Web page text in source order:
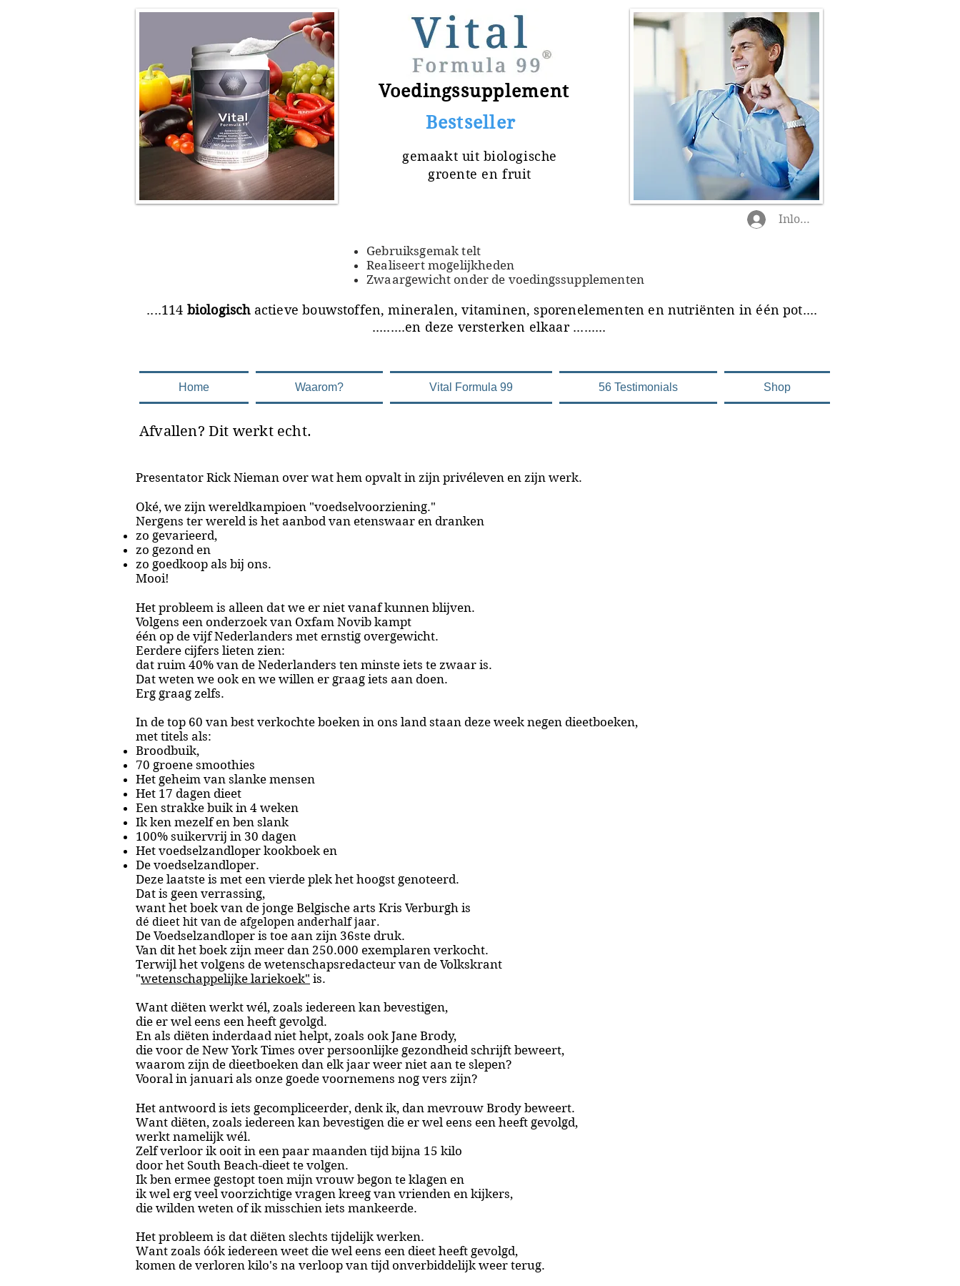
Voedingssupplement
​ Bestseller
gemaakt uit biologische
groente en fruit
Inloggen
Gebruiksgemak telt
Realiseert mogelijkheden
Zwaargewicht onder de voedingssupplementen
....114 biologisch actieve bouwstoffen, mineralen, vitaminen, sporenelementen en nutriënten in één pot....
.........en deze versterken elkaar .........
Home Waarom? Vital Formula 99 56 Testimonials Shop
Afvallen? Dit werkt echt.
Presentator Rick Nieman over wat hem opvalt in zijn privéleven en zijn werk.
Oké, we zijn wereldkampioen "voedselvoorziening."
Nergens ter wereld is het aanbod van etenswaar en dranken
zo gevarieerd,
zo gezond en
zo goedkoop als bij ons.
Mooi!
Het probleem is alleen dat we er niet vanaf kunnen blijven.
Volgens een onderzoek van Oxfam Novib kampt
één op de vijf Nederlanders met ernstig overgewicht.
Eerdere cijfers lieten zien:
dat ruim 40% van de Nederlanders ten minste iets te zwaar is.
Dat weten we ook en we willen er graag iets aan doen.
Erg graag zelfs.
In de top 60 van best verkochte boeken in ons land staan deze week negen dieetboeken,
met titels als:
Broodbuik,
70 groene smoothies
Het geheim van slanke mensen
Het 17 dagen dieet
Een strakke buik in 4 weken
Ik ken mezelf en ben slank
100% suikervrij in 30 dagen
Het voedselzandloper kookboek en
De voedselzandloper.
Deze laatste is met een vierde plek het hoogst genoteerd.
Dat is geen verrassing,
want het boek van de jonge Belgische arts Kris Verburgh is
dé dieet hit van de afgelopen anderhalf jaar.
De Voedselzandloper is toe aan zijn 36ste druk.
Van dit het boek zijn meer dan 250.000 exemplaren verkocht.
Terwijl het volgens de wetenschapsredacteur van de Volkskrant
"wetenschappelijke lariekoek" is.
Want diëten werkt wél, zoals iedereen kan bevestigen,
die er wel eens een heeft gevolgd.
En als diëten inderdaad niet helpt, zoals ook Jane Brody,
die voor de New York Times over persoonlijke gezondheid schrijft beweert,
waarom zijn de dieetboeken dan elk jaar weer niet aan te slepen?
Vooral in januari als onze goede voornemens nog vers zijn?
Het antwoord is iets gecompliceerder, denk ik, dan mevrouw Brody beweert.
Want diëten, zoals iedereen kan bevestigen die er wel eens een heeft gevolgd,
werkt namelijk wél.
Zelf verloor ik ooit in een paar maanden tijd bijna 15 kilo
door het South Beach-dieet te volgen.
Ik ben ermee gestopt toen mijn vrouw begon te klagen en
ik wel erg veel voorzichtige vragen kreeg van vrienden en kijkers,
die wilden weten of ik misschien iets mankeerde.
Het probleem is dat diëten slechts tijdelijk werken.
Want zoals óók iedereen weet die wel eens een dieet heeft gevolgd,
komen de verloren kilo's na verloop van tijd onverbiddelijk weer terug.